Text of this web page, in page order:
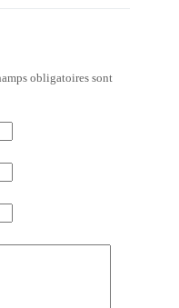
obligatoires sont